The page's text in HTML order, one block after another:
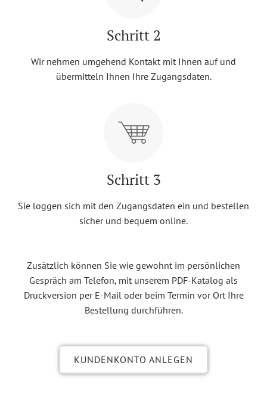
Schritt 2
Wir nehmen umgehend Kontakt mit Ihnen auf und
übermitteln Ihnen Ihre Zugangsdaten.
Schritt 3
Sie loggen sich mit den Zugangsdaten ein und bestellen
sicher und bequem online.
Zusätzlich können Sie wie gewohnt im persönlichen
Gespräch am Telefon, mit unserem PDF-Katalog als
Druckversion per E-Mail oder beim Termin vor Ort Ihre
Bestellung durchführen.
KUNDENKONTO ANLEGEN